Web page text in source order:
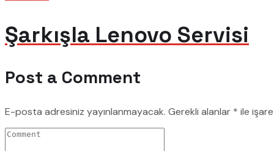
Şarkışla Lenovo Servisi
Post a Comment
E-posta adresiniz yayınlanmayacak. Gerekli alanlar * ile